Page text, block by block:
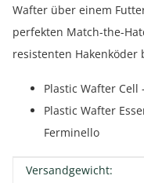
Wafter über einem
perfekten Match-the-
resistenten Hakenköder
Plastic Wafter Cell
Plastic Wafter
Ferminello
Produkteigenschaft
Wert
Versandgewicht: